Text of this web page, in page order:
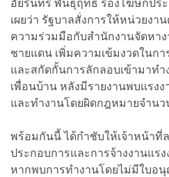
อัยรินทร์ พันธุ์ฤทธิ์ รองโฆษกปร
เผยว่า รัฐบาลสั่งการให้หน่วยง
ความร่วมมือกับสำนักงานจัดหา
ชายแดน เพิ่มความเข้มงวดในกา
และสกัดกั้นการลักลอบเข้ามาทำ
เพื่อนบ้าน หลังมีรายงานพบแรง
และทำงานโดยผิดกฎหมายจำนว
พร้อมกันนี้ ได้กำชับให้เจ้าหน้าที่
ประกอบการและการจ้างงานแร
หากพบการทำงานโดยไม่มีใบอ